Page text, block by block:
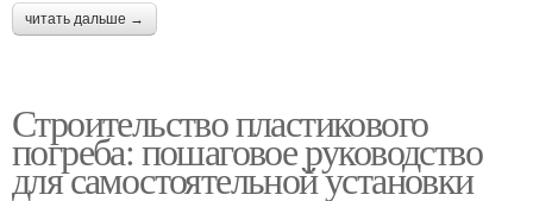
читать дальше →
Строительство пластикового
погреба: пошаговое руководство
для самостоятельной установки